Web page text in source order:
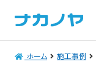
ホーム 施工事例